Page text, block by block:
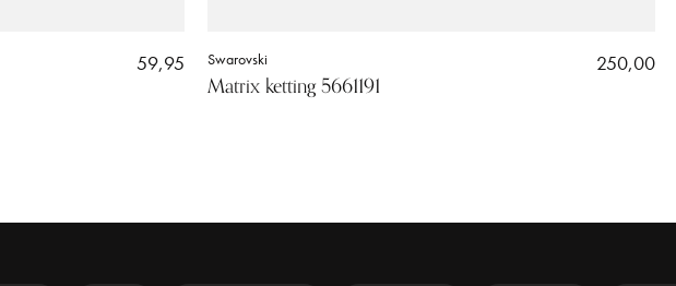
59,95 Swarovski
Matrix ketting 5661191
250,00